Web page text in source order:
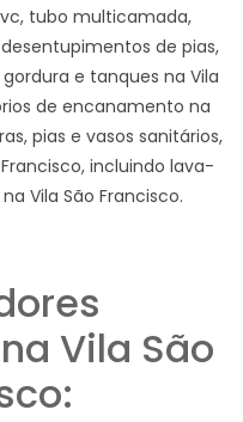
tubo multicamada,
de pias,
e tanques na Vila
de encanamento na
pias e vasos sanitários,
incluindo lava-
Vila São Francisco.
Vila São